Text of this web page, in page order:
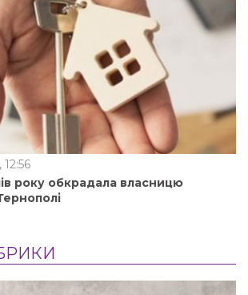
року обкрадала власницю